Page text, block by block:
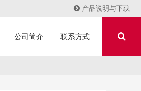
产品说明与下载
公司简介 联系方式